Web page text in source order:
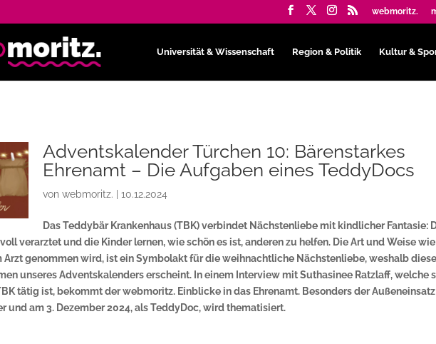
webmoritz.
Universität & Wissenschaft Region & Politik Kultur &
Adventskalender Türchen 10: Bärenstarkes
Ehrenamt – Die Aufgaben eines TeddyDocs
vonwebmoritz. |10.12.2024
Das Teddybär Krankenhaus (TBK) verbindet Nächstenliebe mit kindlicher Fantasie:
verarztet und die Kinder lernen, wie schön es ist, anderen zu helfen. Die Art und Weise
Arzt genommen wird, ist ein Symbolakt für die weihnachtliche Nächstenliebe, weshalb
unseres Adventskalenders erscheint. In einem Interview mit Suthasinee Ratzlaff, welche
tätig ist, bekommt der webmoritz. Einblicke in das Ehrenamt. Besonders der
und am 3. Dezember 2024, als TeddyDoc, wird thematisiert.